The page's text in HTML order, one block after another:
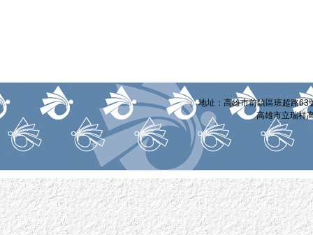
::: 地址：高雄市前鎮區班超路
高雄市立瑞祥